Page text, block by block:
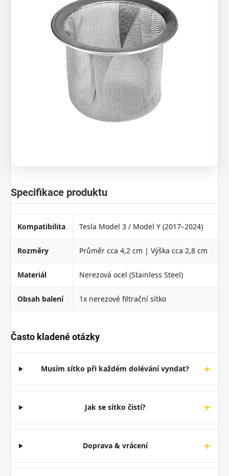
Specifikace produktu
Kompatibilita Tesla Model 3 / Model Y (2017–2024)
Rozměry Průměr cca 4,2 cm | Výška cca 2,8 cm
Materiál Nerezová ocel (Stainless Steel)
Obsah balení 1x nerezové filtrační sítko
Často kladené otázky
Musím sítko při každém dolévání vyndat? +
Jak se sítko čistí? +
Doprava & vrácení +